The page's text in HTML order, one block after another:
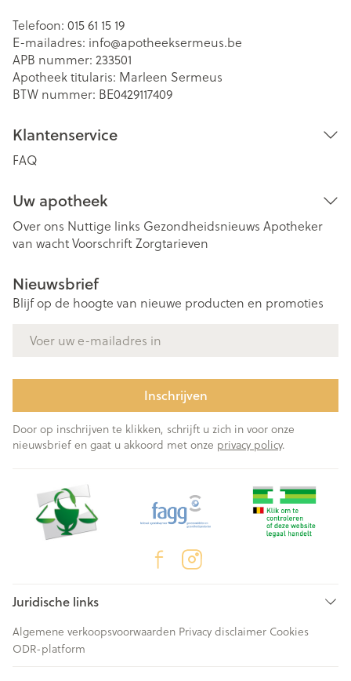
Telefoon: 015 61 15 19
E-mailadres: info@apotheeksermeus.be
APB nummer: 233501
Apotheek titularis: Marleen Sermeus
BTW nummer: BE0429117409
Klantenservice
FAQ
Uw apotheek
Over ons Nuttige links Gezondheidsnieuws Apotheker
van wachtVoorschriftZorgtarieven
Nieuwsbrief
Blijf op de hoogte van nieuwe producten en promoties
Inschrijven
Door op inschrijven te klikken, schrijft u zich in voor onze
nieuwsbrief en gaat u akkoord met onze privacy policy.
Juridische links
Algemene verkoopsvoorwaarden Privacy disclaimer Cookies
ODR-platform